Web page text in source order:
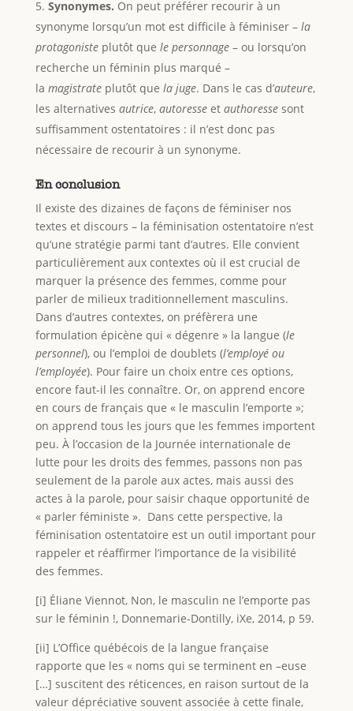
Synonymes. On peut préférer recourir à un
synonyme lorsqu’un mot est difficile à féminiser – la
protagoniste plutôt que le personnage– ou lorsqu’on
recherche un féminin plus marqué –
la magistrate plutôt que la juge. Dans le cas d’auteure,
les alternatives autrice, autoresseet authoressesont
suffisamment ostentatoires : il n’est donc pas
nécessaire de recourir à un synonyme.
En conclusion
Il existe des dizaines de façons de féminiser nos
textes et discours – la féminisation ostentatoire n’est
qu’une stratégie parmi tant d’autres. Elle convient
particulièrement aux contextes où il est crucial de
marquer la présence des femmes, comme pour
parler de milieux traditionnellement masculins.
Dans d’autres contextes, on préfèrera une
formulation épicène qui « dégenre » la langue (le
personnel), ou l’emploi de doublets (l’employé ou
l’employée). Pour faire un choix entre ces options,
encore faut-il les connaître. Or, on apprend encore
en cours de français que « le masculin l’emporte »;
on apprend tous les jours que les femmes importent
peu. À l’occasion de la Journée internationale de
lutte pour les droits des femmes, passons non pas
seulement de la parole aux actes, mais aussi des
actes à la parole, pour saisir chaque opportunité de
« parler féministe ». Dans cette perspective, la
féminisation ostentatoire est un outil important pour
rappeler et réaffirmer l’importance de la visibilité
des femmes.
[i] Éliane Viennot, Non, le masculin ne l’emporte pas
sur le féminin !, Donnemarie-Dontilly, iXe, 2014, p 59.
[ii] L’Office québécois de la langue française
rapporte que les « noms qui se terminent en –euse
[…] suscitent des réticences, en raison surtout de la
valeur dépréciative souvent associée à cette finale,